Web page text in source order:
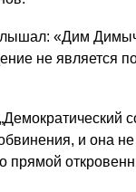
«Дим
не является
и она
прямой